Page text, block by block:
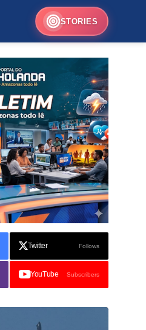
STORIES
Twitter Follows
YouTube Subscribers